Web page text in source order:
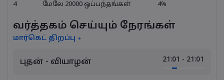
4 மேலே 20000 ஒப்பந்தங்கள் 4%
வர்த்தகம் செய்யும் நேரங்கள்
மார்கெட் திறப்பு
புதன் - வியாழன் 21:01 - 21:01